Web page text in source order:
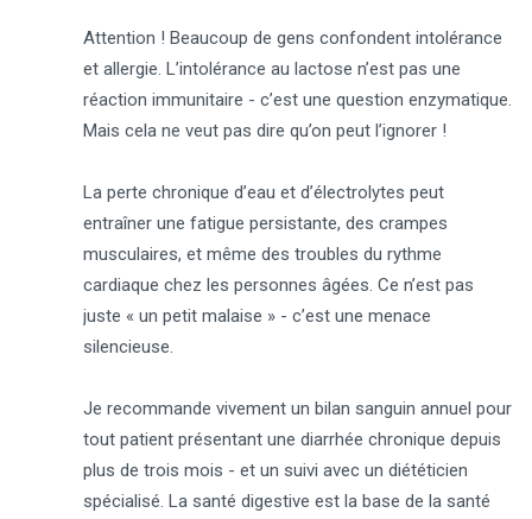
Attention ! Beaucoup de gens confondent intolérance
et allergie. L’intolérance au lactose n’est pas une
réaction immunitaire - c’est une question enzymatique.
Mais cela ne veut pas dire qu’on peut l’ignorer !
La perte chronique d’eau et d’électrolytes peut
entraîner une fatigue persistante, des crampes
musculaires, et même des troubles du rythme
cardiaque chez les personnes âgées. Ce n’est pas
juste « un petit malaise » - c’est une menace
silencieuse.
Je recommande vivement un bilan sanguin annuel pour
tout patient présentant une diarrhée chronique depuis
plus de trois mois - et un suivi avec un diététicien
spécialisé. La santé digestive est la base de la santé